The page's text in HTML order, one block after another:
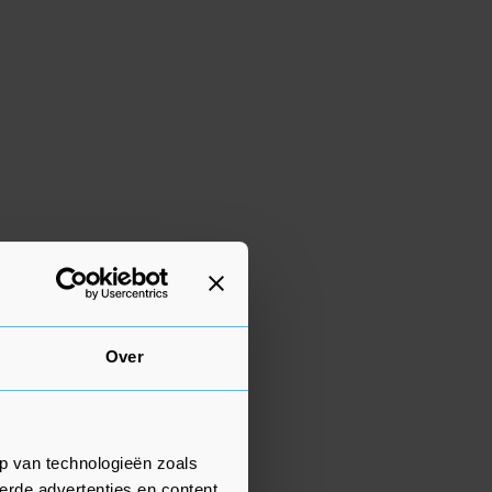
Over
van technologieën zoals